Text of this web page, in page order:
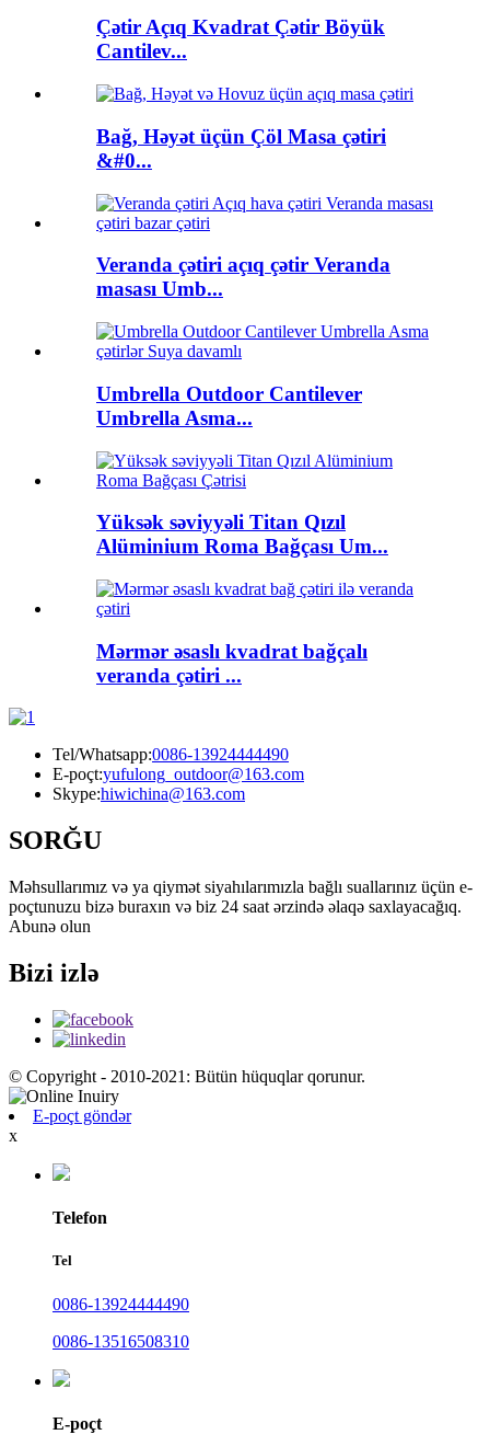
Çətir Açıq Kvadrat Çətir Böyük
Cantilev...
Bağ, Həyət üçün Çöl Masa çətiri
&#0...
Veranda çətiri açıq çətir Veranda
masası Umb...
Umbrella Outdoor Cantilever
Umbrella Asma...
Yüksək səviyyəli Titan Qızıl
Alüminium Roma Bağçası Um...
Mərmər əsaslı kvadrat bağçalı
veranda çətiri ...
Tel/Whatsapp:0086-13924444490
E-poçt:yufulong_outdoor@163.com
Skype:hiwichina@163.com
SORĞU
Məhsullarımız və ya qiymət siyahılarımızla bağlı suallarınız üçün e-
poçtunuzu bizə buraxın və biz 24 saat ərzində əlaqə saxlayacağıq.
Abunə olun
Bizi izlə
© Copyright - 2010-2021: Bütün hüquqlar qorunur.
E-poçt göndər
x
Telefon
Tel
0086-13924444490
0086-13516508310
E-poçt